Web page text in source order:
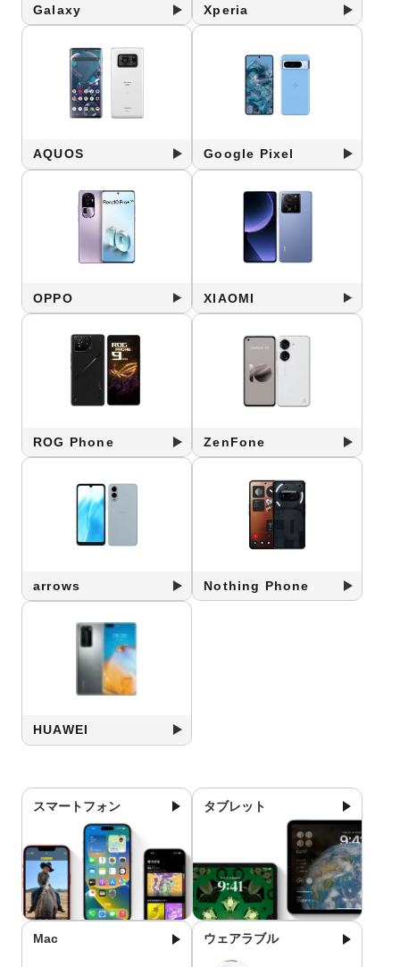
Galaxy Xperia
AQUOS Google Pixel
OPPO XIAOMI
ROG Phone ZenFone
arrows Nothing Phone
HUAWEI
スマートフォン タブレット
Mac ウェアラブル